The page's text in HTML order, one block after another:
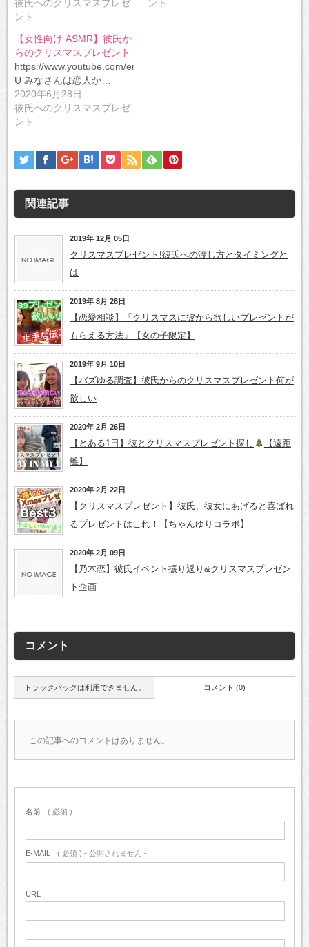
ン
で
開
き
ま
す)
彼氏へのクリスマスプレゼ
ント
ント
【女性向け ASMR】彼氏か
らのクリスマスプレゼント
https://www.youtube.com/embed/naRV3sa4m-
U みなさんは恋人か…
2020年6月28日
彼氏へのクリスマスプレゼ
ント
関連記事
2019年 12月 05日
クリスマスプレゼント!彼氏への渡し方とタイミングと
は
2019年 8月 28日
【恋愛相談】「クリスマスに彼から欲しいプレゼントが
もらえる方法」【女の子限定】
2019年 9月 10日
【バズゆる調査】彼氏からのクリスマスプレゼント何が
欲しい
2020年 2月 26日
【とある1日】彼とクリスマスプレゼント探し
【遠距
離】
2020年 2月 22日
【クリスマスプレゼント】彼氏、彼女にあげると喜ばれ
るプレゼントはこれ！【ちゃんゆりコラボ】
2020年 2月 09日
【乃木恋】彼氏イベント振り返り&クリスマスプレゼン
ト企画
コメント
トラックバックは利用できません。 コメント (0)
この記事へのコメントはありません。
名前 ( 必須 )
E-MAIL ( 必須 ) - 公開されません -
URL